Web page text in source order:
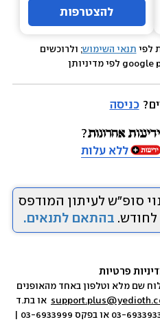
להצטרפות
לפי תנאי השימוש; ולרוכשים
כניסה
ללא עלות
סופ״ש לעיתון המודפס
בהתאם לתנאים.